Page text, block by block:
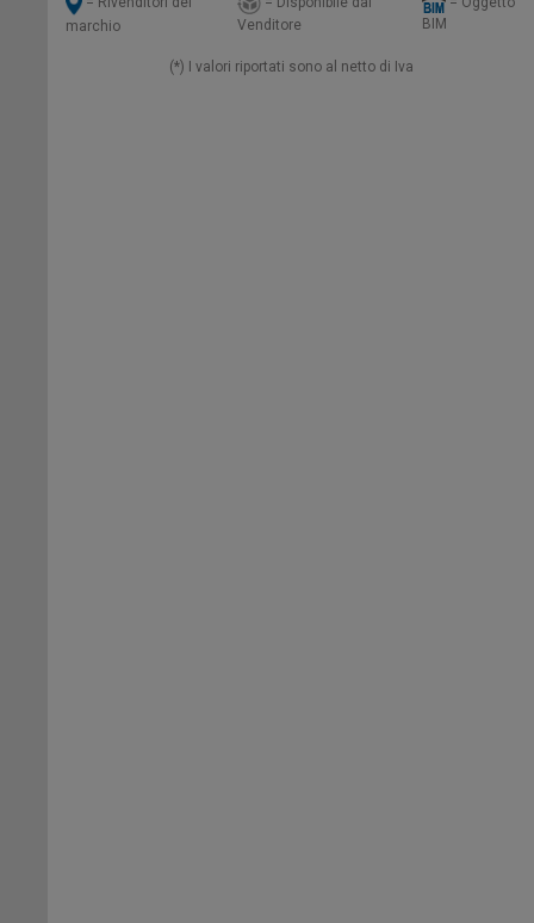
marchio
Venditore
BIM
(*) I valori riportati sono al netto di Iva